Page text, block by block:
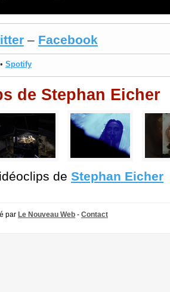
– Facebook
• Spotify
de Stephan Eicher
de Stephan Eicher
par Le Nouveau Web - Contact